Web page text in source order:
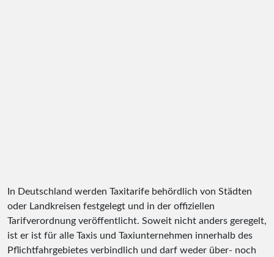
In Deutschland werden Taxitarife behördlich von Städten
oder Landkreisen festgelegt und in der offiziellen
Tarifverordnung veröffentlicht. Soweit nicht anders geregelt,
ist er ist für alle Taxis und Taxiunternehmen innerhalb des
Pflichtfahrgebietes verbindlich und darf weder über- noch